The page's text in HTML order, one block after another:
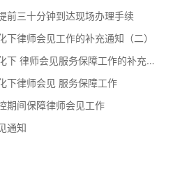
前三十分钟到达现场办理手续
下律师会见工作的补充通知（二）
南京市疫情防控常态化下 律师会见服务保障工作的补充通知
下律师会见 服务保障工作
期间保障律师会见工作
通知